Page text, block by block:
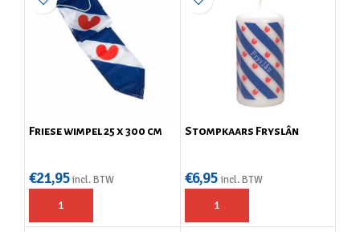
Friese wimpel 25 x 300 cm
€21,95 incl. BTW
Stompkaars Fryslân
€6,95 incl. BTW